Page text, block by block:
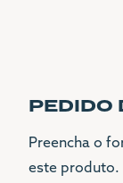
PEDIDO
Preencha o
este produto.